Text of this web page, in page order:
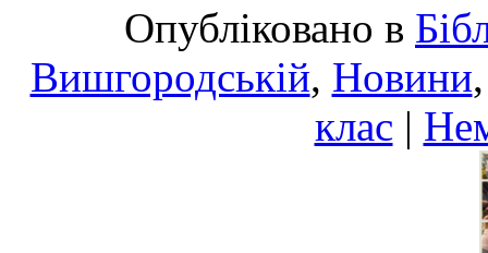
Опубліковано в
Вишгородській, Новини
клас |